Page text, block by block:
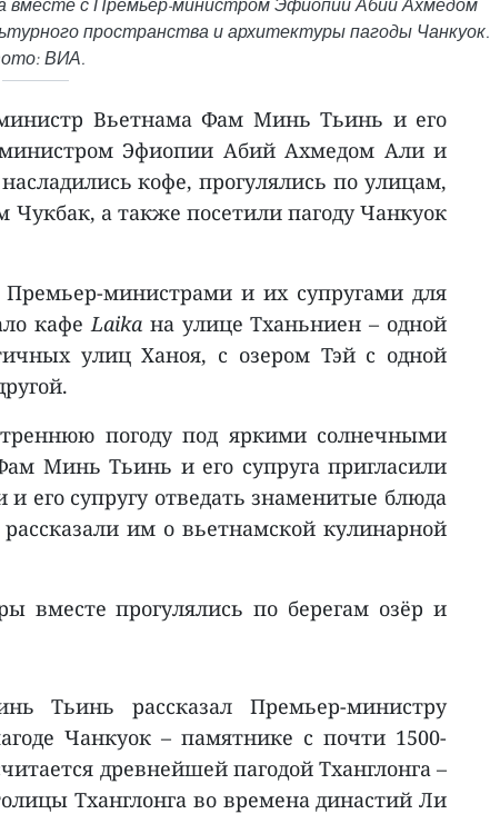
вместе с Премьер-министром Эфиопии Абий Ахмедом
пространства и архитектуры пагоды Чанкуок.
ВИА.
Вьетнама Фам Минь Тьинь и его
министром Эфиопии Абий Ахмедом Али и
кофе, прогулялись по улицам,
Чукбак, а также посетили пагоду Чанкуок
министрами и их супругами для
кафеLaikaна улице Тханьниен – одной
улиц Ханоя, с озером Тэй с одной
погоду под яркими солнечными
Минь Тьинь и его супруга пригласили
его супругу отведать знаменитые блюда
им о вьетнамской кулинарной
вместе прогулялись по берегам озёр и
Тьинь рассказал Премьер-министру
Чанкуок – памятнике с почти 1500-
древнейшей пагодой Тханглонга –
Тханглонга во времена династий Ли